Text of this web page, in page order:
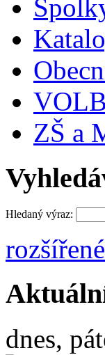
ZŠ a
Hledaný výraz:
dnes,